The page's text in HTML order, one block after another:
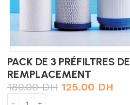
PACK DE 3 PRÉFILTRES DE
REMPLACEMENT
180.00DH 125.00 DH